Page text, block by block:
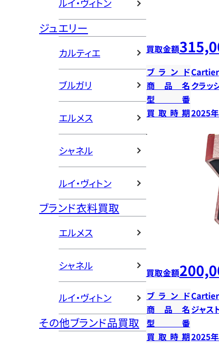
ルイ・ヴィトン
ジュエリー
カルティエ
ブルガリ
エルメス
シャネル
ルイ・ヴィトン
ブランド衣料買取
エルメス
シャネル
ルイ・ヴィトン
その他ブランド品買取
買取金額
ブランドCartier
商品名 クラッ
型番
買取時期2025
買取金額
ブランドCartier
商品名 ジャス
型番
買取時期2025